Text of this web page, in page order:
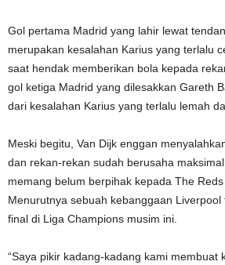
Gol pertama Madrid yang lahir lewat
merupakan kesalahan Karius yang terlalu
saat hendak memberikan bola kepada
gol ketiga Madrid yang dilesakkan Gareth
dari kesalahan Karius yang terlalu lemah
Meski begitu, Van Dijk enggan
dan rekan-rekan sudah berusaha
memang belum berpihak kepada The
Menurutnya sebuah kebanggaan
final di Liga Champions musim ini.
“Saya pikir kadang-kadang kami membuat